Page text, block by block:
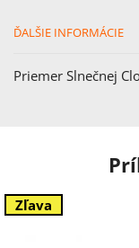
ĎALŠIE INFORMÁCIE
Priemer Slnečnej
Zľava